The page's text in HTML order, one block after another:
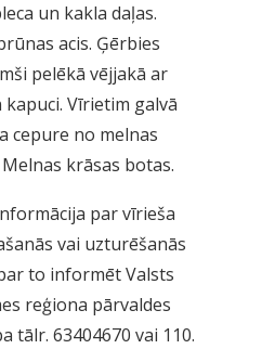
un kakla daļas.
acis. Ģērbies
pelēkā vējjakā ar
Vīrietim galvā
cepure no melnas
krāsas botas.
par vīrieša
vai uzturēšanās
to informēt Valsts
reģiona pārvaldes
tālr. 63404670 vai 110.